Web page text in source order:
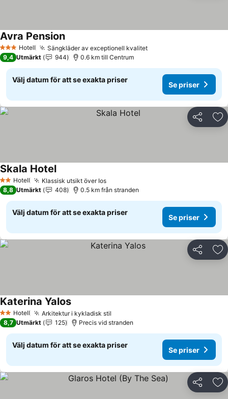
3 StjärnorHotell Sängkläder av exceptionell kvalitetSe priser
Avra PensionSe priser
9,4 Utmärkt 944 0.6 km till Centrum
Välj datum för att se exakta priser
Se priser
Dela
2 Stjärnor
Hotell Klassisk utsikt över IosSe priser
Skala HotelSe priser
8,8 Utmärkt 408 0.5 km från stranden
Välj datum för att se exakta priser
Se priser
Dela
2 Stjärnor
Hotell Arkitektur i kykladisk stil
Katerina YalosSe priser
8,7 Utmärkt 125 Precis vid stranden
Välj datum för att se exakta priser
Se priser
Dela